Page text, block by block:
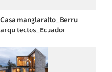
Casa manglaralto_Berru
arquitectos_Ecuador